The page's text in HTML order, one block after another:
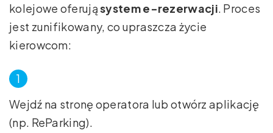
kolejowe oferująsystem e-rezerwacji. Proces
jest zunifikowany, co upraszcza życie
kierowcom:
Wejdź na stronę operatora lub otwórz aplikację
(np. ReParking).